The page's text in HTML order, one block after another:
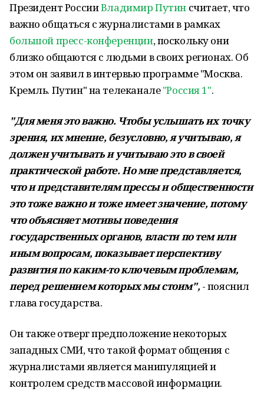
Президент РоссииВладимир Путин считает, что
важно общаться с журналистами в рамках
большой пресс-конференции, поскольку они
близко общаются с людьми в своих регионах. Об
этом он заявил в интервью программе "Москва.
Кремль. Путин" на телеканале"Россия 1".
"Для меня это важно. Чтобы услышать их точку
зрения, их мнение, безусловно, я учитываю, я
должен учитывать и учитываю это в своей
практической работе. Но мне представляется,
что и представителям прессы и общественности
это тоже важно и тоже имеет значение, потому
что объясняет мотивы поведения
государственных органов, власти по тем или
иным вопросам, показывает перспективу
развития по каким-то ключевым проблемам,
перед решением которых мы стоим", - пояснил
глава государства.
Он также отверг предположение некоторых
западных СМИ, что такой формат общения с
журналистами является манипуляцией и
контролем средств массовой информации.